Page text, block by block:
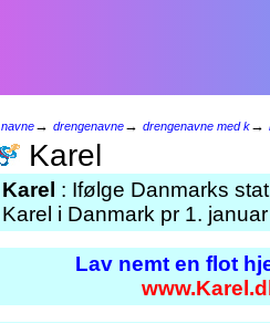
navne→ drengenavne→ drengenavne med k→
Karel
Karel : Ifølge Danmarks
Karel i Danmark pr 1.
Lav nemt en flot